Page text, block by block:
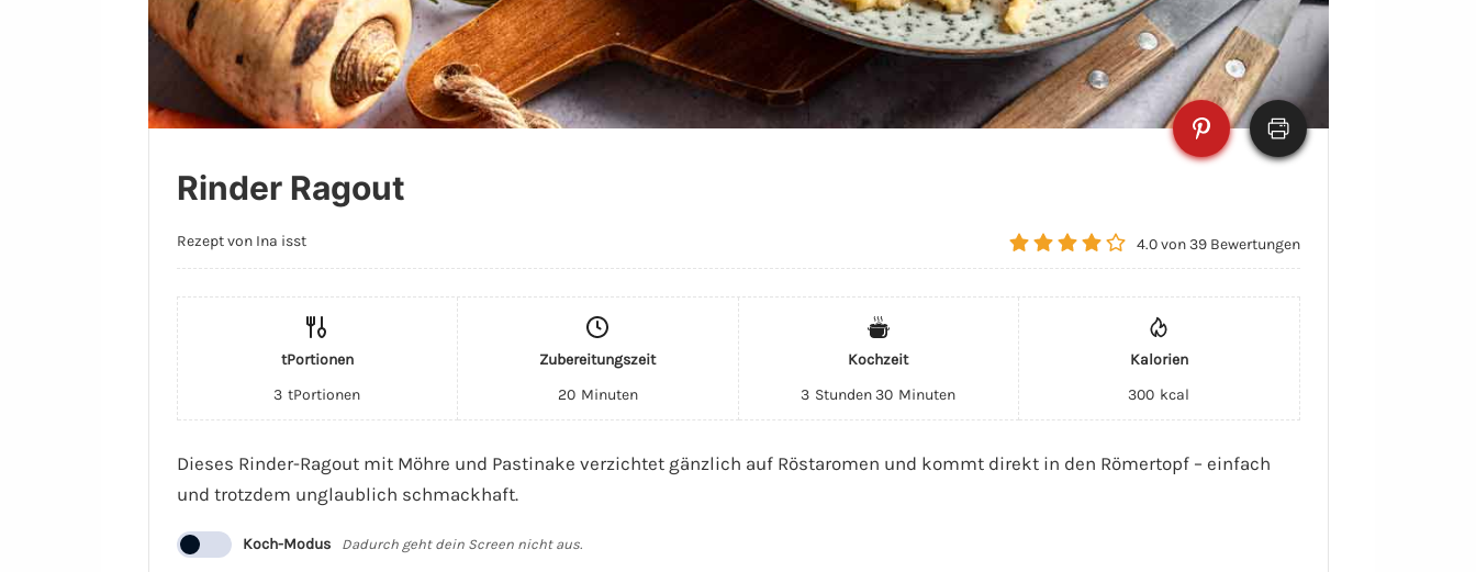
Rinder Ragout
Rezept von Ina isst 4.0von39Bewertungen
tPortionen
3 tPortionen
Zubereitungszeit
20 Minuten
Kochzeit
3 Stunden30 Minuten
Kalorien
300 kcal
Dieses Rinder-Ragout mit Möhre und Pastinake verzichtet gänzlich auf Röstaromen und kommt direkt in den Römertopf – einfach
und trotzdem unglaublich schmackhaft.
Koch-Modus Dadurch geht dein Screen nicht aus.